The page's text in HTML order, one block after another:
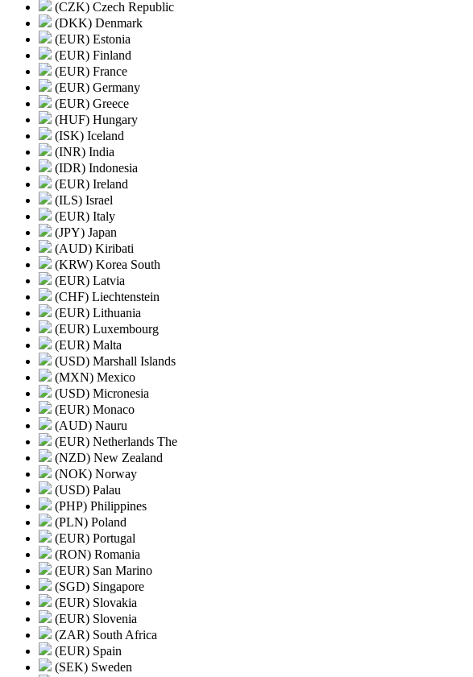
(CZK) Czech Republic
(DKK) Denmark
(EUR) Estonia
(EUR) Finland
(EUR) France
(EUR) Germany
(EUR) Greece
(HUF) Hungary
(ISK) Iceland
(INR) India
(IDR) Indonesia
(EUR) Ireland
(ILS) Israel
(EUR) Italy
(JPY) Japan
(AUD) Kiribati
(KRW) Korea South
(EUR) Latvia
(CHF) Liechtenstein
(EUR) Lithuania
(EUR) Luxembourg
(EUR) Malta
(USD) Marshall Islands
(MXN) Mexico
(USD) Micronesia
(EUR) Monaco
(AUD) Nauru
(EUR) Netherlands The
(NZD) New Zealand
(NOK) Norway
(USD) Palau
(PHP) Philippines
(PLN) Poland
(EUR) Portugal
(RON) Romania
(EUR) San Marino
(SGD) Singapore
(EUR) Slovakia
(EUR) Slovenia
(ZAR) South Africa
(EUR) Spain
(SEK) Sweden